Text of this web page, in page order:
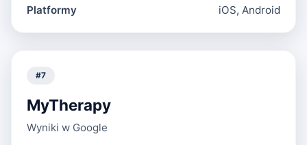
Platformy
iOS, Android
#7
MyTherapy
Wyniki w Google